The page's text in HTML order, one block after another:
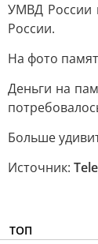
УМВД России
России.
На фото
Деньги на
Больше
Источник:
ТОП